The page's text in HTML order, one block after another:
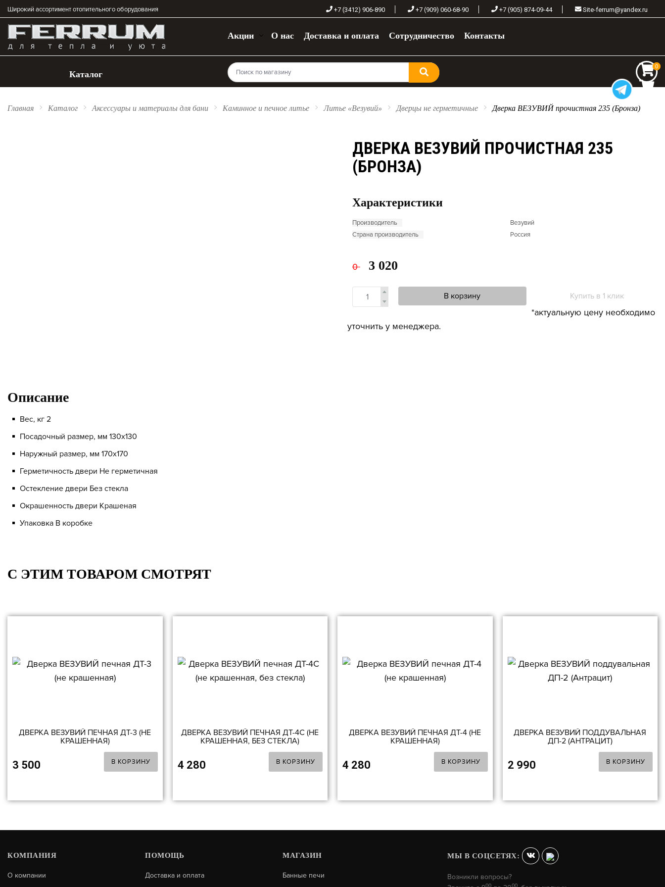
Широкий ассортимент отопительного оборудования +7 (3412) 906-890 +7 (909) 060-68-90 +7 (905) 874-09-44 Site-ferrum@yandex.ru
Акции О нас Доставка и оплата Сотрудничество Контакты
Каталог
0
0
Главная Каталог Аксессуары и материалы для бани Каминное и печное литье Литье «Везувий» Дверцы не герметичные Дверка ВЕЗУВИЙ прочистная 235 (Бронза)
ДВЕРКА ВЕЗУВИЙ ПРОЧИСТНАЯ 235
(БРОНЗА)
Характеристики
Производитель
Везувий
Страна производитель
Россия
0 3 020
В корзину Купить в 1 клик
*актуальную цену необходимо
уточнить у менеджера.
Описание
Вес, кг 2
Посадочный размер, мм 130x130
Наружный размер, мм 170x170
Герметичность двери Не герметичная
Остекление двери Без стекла
Окрашенность двери Крашеная
Упаковка В коробке
C ЭТИМ ТОВАРОМ СМОТРЯТ
ДВЕРКА ВЕЗУВИЙ ПЕЧНАЯ ДТ-3 (НЕ
КРАШЕННАЯ)
3 500 В КОРЗИНУ
ДВЕРКА ВЕЗУВИЙ ПЕЧНАЯ ДТ-4С (НЕ
КРАШЕННАЯ, БЕЗ СТЕКЛА)
4 280 В КОРЗИНУ
ДВЕРКА ВЕЗУВИЙ ПЕЧНАЯ ДТ-4 (НЕ
КРАШЕННАЯ)
4 280 В КОРЗИНУ
ДВЕРКА ВЕЗУВИЙ ПОДДУВАЛЬНАЯ
ДП-2 (АНТРАЦИТ)
2 990 В КОРЗИНУ
КОМПАНИЯ
О компании
ПОМОЩЬ
Доставка и оплата
МАГАЗИН
Банные печи
МЫ В СОЦСЕТЯХ:
Возникли вопросы?
00 00